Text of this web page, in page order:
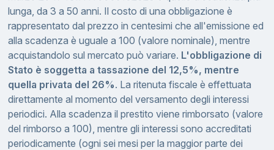
lunga, da 3 a 50 anni. Il costo di una obbligazione è
rappresentato dal prezzo in centesimi che all'emissione ed
alla scadenza è uguale a 100 (valore nominale), mentre
acquistandolo sul mercato può variare. L'obbligazione di
Stato è soggetta a tassazione del 12,5%, mentre
quella privata del 26%. La ritenuta fiscale è effettuata
direttamente al momento del versamento degli interessi
periodici. Alla scadenza il prestito viene rimborsato (valore
del rimborso a 100), mentre gli interessi sono accreditati
periodicamente (ogni sei mesi per la maggior parte dei